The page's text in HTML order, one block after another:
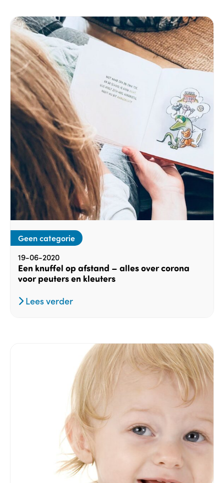
Geen categorie
19-06-2020
Een knuffel op afstand – alles over corona
voor peuters en kleuters
Lees verder